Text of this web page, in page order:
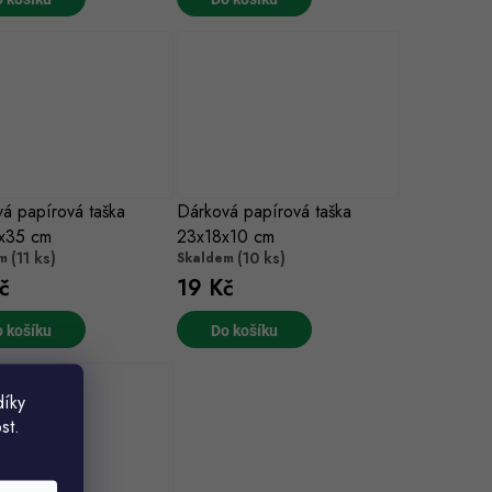
papírová taška
cm
(11 ks)
košíku
Dárková papírová taška
23x18x10 cm
Skaldem (10 ks)
19 Kč
Do košíku